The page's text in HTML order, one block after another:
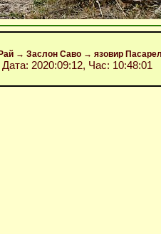
→ Заслон Саво → язовир Пасарел
Дата: 2020:09:12, Час: 10:48:01